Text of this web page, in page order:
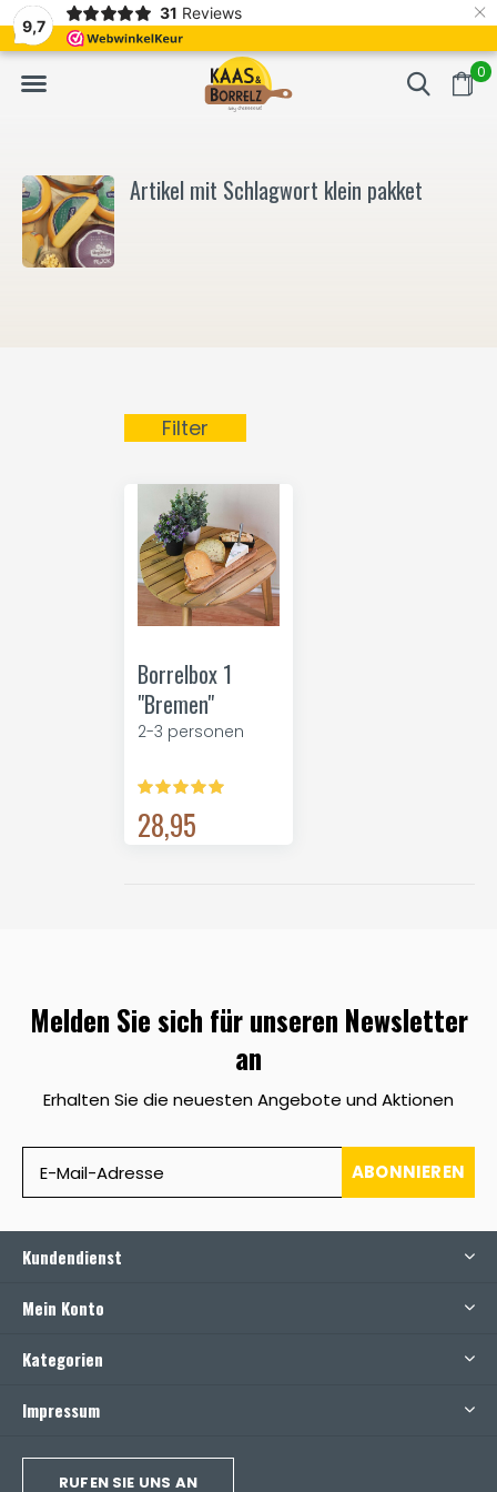
9,7
31 Reviews ×
0
Frisch geschnitten und vakuumverpackt. Meistens Lieferung
Artikel mit Schlagwort klein pakket
Filter
Borrelbox 1
"Bremen"
2-3 personen
28,95
Melden Sie sich für unseren Newsletter
an
Erhalten Sie die neuesten Angebote und Aktionen
ABONNIEREN
Kundendienst
Mein Konto
Kategorien
Impressum
RUFEN SIE UNS AN